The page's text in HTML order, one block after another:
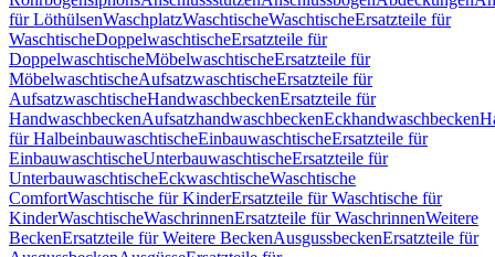
für LöthülsenWaschplatzWaschtischeWaschtischeErsatzteile für
WaschtischeDoppelwaschtischeErsatzteile für
DoppelwaschtischeMöbelwaschtischeErsatzteile für
MöbelwaschtischeAufsatzwaschtischeErsatzteile für
AufsatzwaschtischeHandwaschbeckenErsatzteile für
HandwaschbeckenAufsatzhandwaschbeckenEckhandwaschbecken
für HalbeinbauwaschtischeEinbauwaschtischeErsatzteile für
EinbauwaschtischeUnterbauwaschtischeErsatzteile für
UnterbauwaschtischeEckwaschtischeWaschtische
ComfortWaschtische für KinderErsatzteile für Waschtische für
KinderWaschtischeWaschrinnenErsatzteile für WaschrinnenWeitere
BeckenErsatzteile für Weitere BeckenAusgussbeckenErsatzteile für